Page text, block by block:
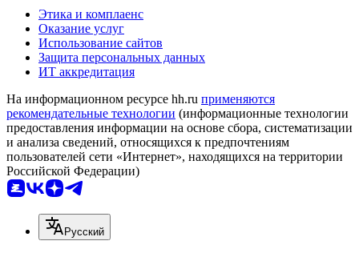
Этика и комплаенс
Оказание услуг
Использование сайтов
Защита персональных данных
ИТ аккредитация
На информационном ресурсе hh.ru применяются
рекомендательные технологии (информационные технологии
предоставления информации на основе сбора, систематизации
и анализа сведений, относящихся к предпочтениям
пользователей сети «Интернет», находящихся на территории
Российской Федерации)
Русский